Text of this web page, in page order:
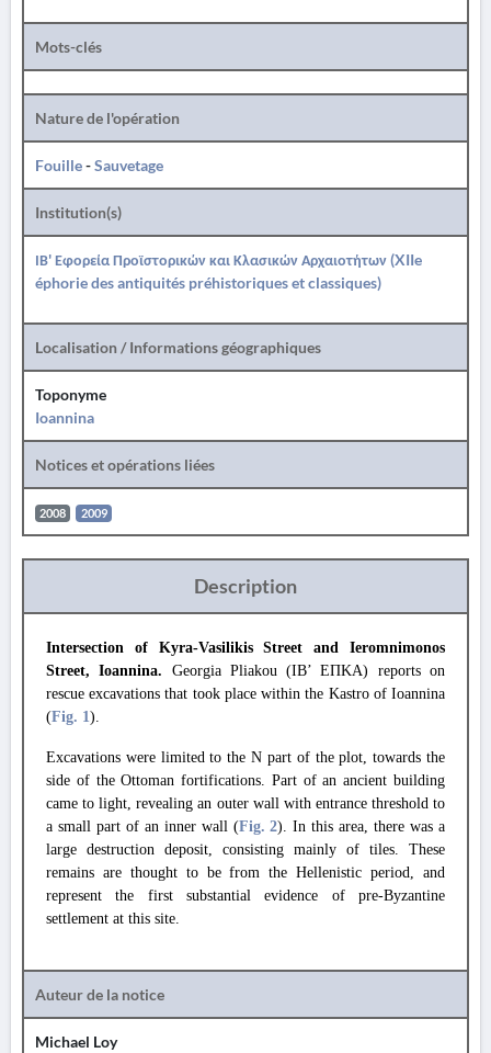
Mots-clés
Nature de l'opération
Fouille-Sauvetage
Institution(s)
ΙΒ' Εφορεία Προϊστορικών και Κλασικών Αρχαιοτήτων (XIIe
éphorie des antiquités préhistoriques et classiques)
Localisation / Informations géographiques
Toponyme
Ioannina
Notices et opérations liées
2008 2009
Description
Intersection of Kyra-Vasilikis Street and Ieromnimonos
Street, Ioannina. Georgia Pliakou (IB’ ΕΠΚΑ) reports on
rescue excavations that took place within the Kastro of Ioannina
(Fig. 1).
Excavations were limited to the N part of the plot, towards the
side of the Ottoman fortifications. Part of an ancient building
came to light, revealing an outer wall with entrance threshold to
a small part of an inner wall (Fig. 2). In this area, there was a
large destruction deposit, consisting mainly of tiles. These
remains are thought to be from the Hellenistic period, and
represent the first substantial evidence of pre-Byzantine
settlement at this site.
Auteur de la notice
Michael Loy